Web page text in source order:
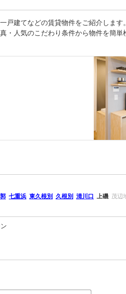
戸建てなどの賃貸物件をご紹介しま
人気のこだわり条件から物件を簡
七重浜 東久根別 久根別 清川口 上磯 茂辺